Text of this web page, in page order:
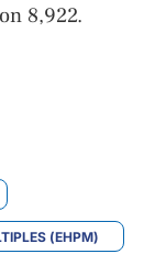
8,922.
(EHPM)